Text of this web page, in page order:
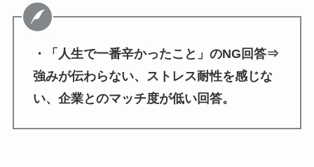
・「人生で一番辛かったこと」のNG回答⇒
強みが伝わらない、ストレス耐性を感じな
い、企業とのマッチ度が低い回答。